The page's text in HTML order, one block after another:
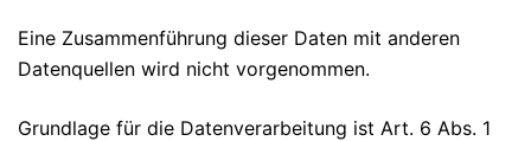
Eine Zusammenführung dieser Daten mit anderen
Datenquellen wird nicht vorgenommen.
Grundlage für die Datenverarbeitung ist Art. 6 Abs. 1